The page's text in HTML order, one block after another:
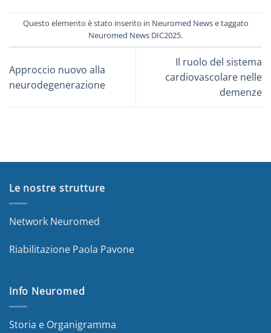
Questo elemento è stato inserito in Neuromed Newse taggato
Neuromed News DIC2025.
Approccio nuovo alla
neurodegenerazione
Il ruolo del sistema
cardiovascolare nelle
demenze
Le nostre strutture
Network Neuromed
Riabilitazione Paola Pavone
Info Neuromed
Storia e Organigramma